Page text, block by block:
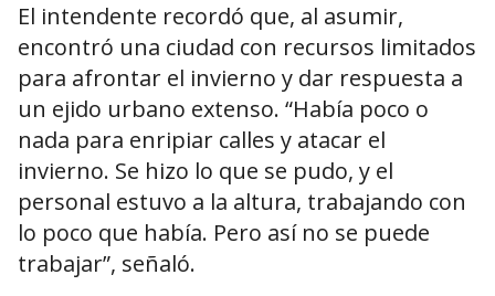
El intendente recordó que, al asumir,
encontró una ciudad con recursos limitados
para afrontar el invierno y dar respuesta a
un ejido urbano extenso. “Había poco o
nada para enripiar calles y atacar el
invierno. Se hizo lo que se pudo, y el
personal estuvo a la altura, trabajando con
lo poco que había. Pero así no se puede
trabajar”, señaló.